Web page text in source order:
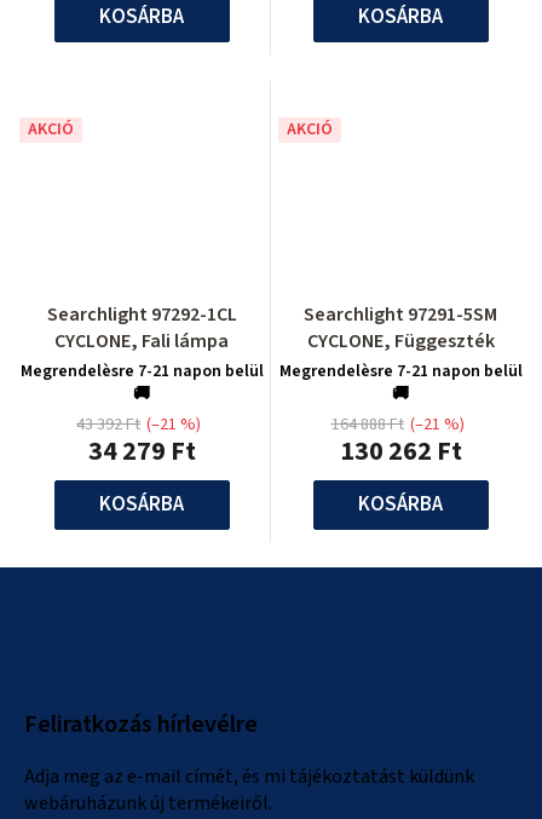
KOSÁRBA KOSÁRBA
AKCIÓ
Searchlight 97292-1CL
CYCLONE, Fali lámpa
Megrendelèsre 7-21 napon belül
🚚
34 279 Ft
43 392 Ft (–21 %)
KOSÁRBA
AKCIÓ
Searchlight 97291-5SM
CYCLONE, Függeszték
Megrendelèsre 7-21 napon belül
🚚
130 262 Ft
164 888 Ft (–21 %)
KOSÁRBA
Feliratkozás hírlevélre
Adja meg az e-mail címét, és mi tájékoztatást küldünk
webáruházunk új termékeiről.